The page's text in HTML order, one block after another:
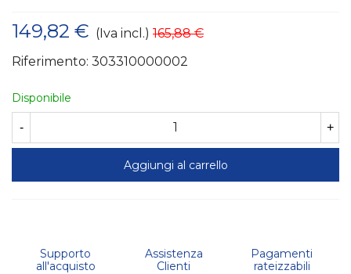
149,82 € (Iva incl.) 165,88 €
Riferimento: 303310000002
Disponibile
- +
Aggiungi al carrello
Supporto
all'acquisto
Assistenza
Clienti
Pagamenti
rateizzabili